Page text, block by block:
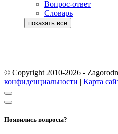
Вопрос-ответ
Словарь
© Copyright 2010-2026 -
конфиденциальности
Карта
Появились вопросы?